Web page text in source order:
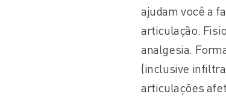
ajudam você a
articulação.
analgesia.
(inclusive
articulações